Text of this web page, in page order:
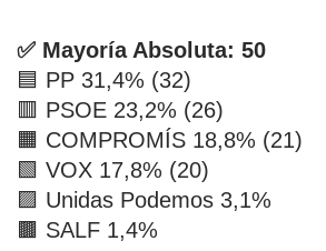
✅ Mayoría Absoluta: 50
🟦 PP 31,4% (32)
🟥 PSOE 23,2% (26)
🟧 COMPROMÍS 18,8% (21)
🟩 VOX 17,8% (20)
🟪 Unidas Podemos 3,1%
🟫 SALF 1,4%